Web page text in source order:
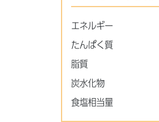
エネルギー
たんぱく質
脂質
炭水化物
食塩相当量